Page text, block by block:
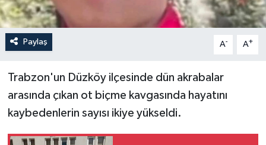
Paylaş A- A+
Trabzon'un Düzköy ilçesinde dün akrabalar
arasında çıkan ot biçme kavgasında hayatını
kaybedenlerin sayısı ikiye yükseldi.